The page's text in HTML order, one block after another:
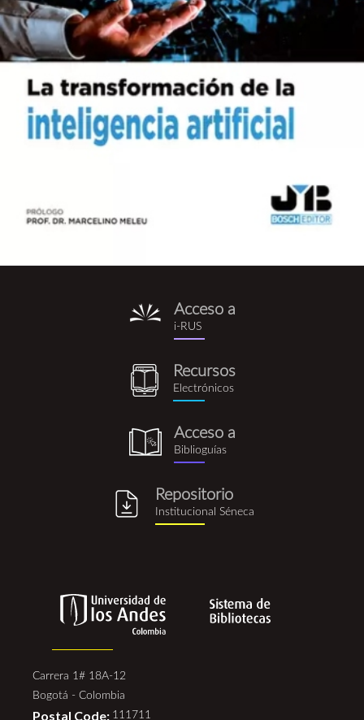
i-
rus.png
Acceso a
i-RUS
recursos_electronicos.png
Recursos
Electrónicos
biblioguia.png
Acceso a
Biblioguías
Repositorio
Institucional Séneca
Carrera 1# 18A-12
Bogotá - Colombia
Postal Code: 111711